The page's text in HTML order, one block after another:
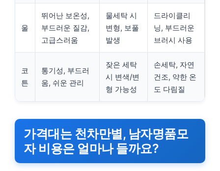
울
뛰어난 보온성,
부드러운 질감,
고급스러움
물세탁 시
변형, 보풀
발생
드라이클리
닝, 부드러운
브러시 사용
코
튼
통기성, 부드러
움, 쉬운 관리
잦은 세탁
시 변색/변
형 가능성
손세탁, 자연
건조, 약한 온
도 다림질
가격대는 천차만별, 남자명품모
자 비용은 얼마나 들까요?